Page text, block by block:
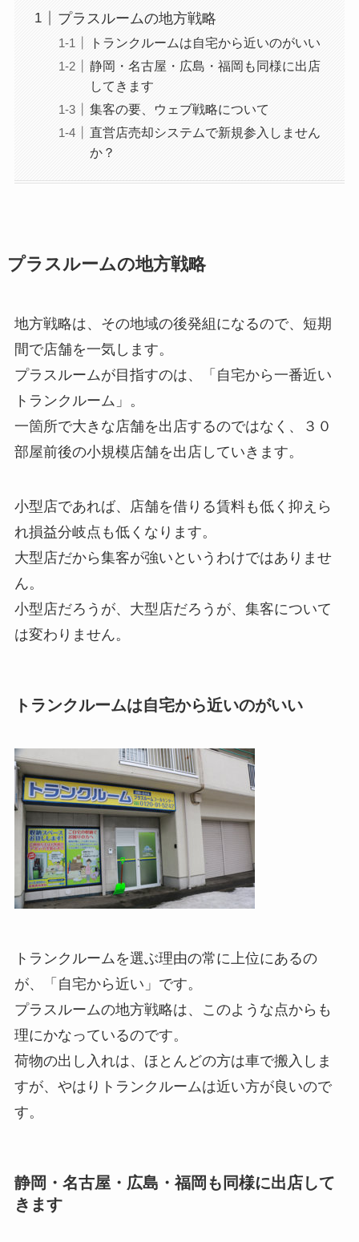
プラスルームの地方戦略
トランクルームは自宅から近いのがいい
静岡・名古屋・広島・福岡も同様に出店
してきます
集客の要、ウェブ戦略について
直営店売却システムで新規参入しません
か？
プラスルームの地方戦略
地方戦略は、その地域の後発組になるので、短期
間で店舗を一気します。
プラスルームが目指すのは、「自宅から一番近い
トランクルーム」。
一箇所で大きな店舗を出店するのではなく、３０
部屋前後の小規模店舗を出店していきます。
小型店であれば、店舗を借りる賃料も低く抑えら
れ損益分岐点も低くなります。
大型店だから集客が強いというわけではありませ
ん。
小型店だろうが、大型店だろうが、集客について
は変わりません。
トランクルームは自宅から近いのがいい
トランクルームを選ぶ理由の常に上位にあるの
が、「自宅から近い」です。
プラスルームの地方戦略は、このような点からも
理にかなっているのです。
荷物の出し入れは、ほとんどの方は車で搬入しま
すが、やはりトランクルームは近い方が良いので
す。
静岡・名古屋・広島・福岡も同様に出店して
きます